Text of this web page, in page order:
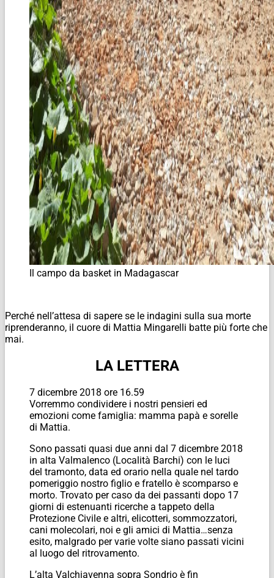
Il campo da basket in Madagascar
Perché nell’attesa di sapere se le indagini sulla sua morte
riprenderanno, il cuore di Mattia Mingarelli batte più forte che
mai.
LA LETTERA
7 dicembre 2018 ore 16.59
Vorremmo condividere i nostri pensieri ed
emozioni come famiglia: mamma papà e sorelle
di Mattia.
Sono passati quasi due anni dal 7 dicembre 2018
in alta Valmalenco (Località Barchi) con le luci
del tramonto, data ed orario nella quale nel tardo
pomeriggio nostro figlio e fratello è scomparso e
morto. Trovato per caso da dei passanti dopo 17
giorni di estenuanti ricerche a tappeto della
Protezione Civile e altri, elicotteri, sommozzatori,
cani molecolari, noi e gli amici di Mattia…senza
esito, malgrado per varie volte siano passati vicini
al luogo del ritrovamento.
L’alta Valchiavenna sopra Sondrio è fin